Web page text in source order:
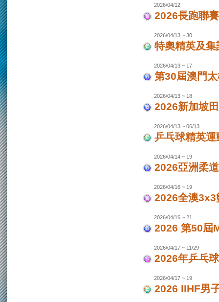
2026/04/12
2026長跑聯
2026/04/13 ~ 30
特奧精英及
2026/04/13 ~ 17
第30屆澳門
2026/04/13 ~ 18
2026新加坡
2026/04/13 ~ 06/13
乒乓球精英
2026/04/14 ~ 19
2026亞洲柔
2026/04/16 ~ 19
2026全澳3x3
2026/04/16 ~ 21
2026 第50屆
2026/04/17 ~ 11/29
2026年乒乓
2026/04/17 ~ 19
2026 IIHF男